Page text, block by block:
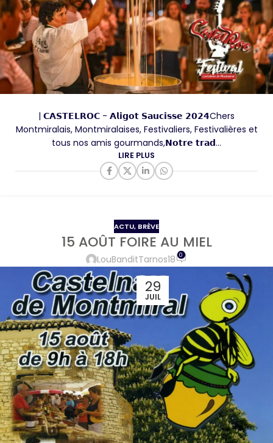
| 𝗖𝗔𝗦𝗧𝗘𝗟𝗥𝗢𝗖 - 𝗔𝗹𝗶𝗴𝗼𝘁 𝗦𝗮𝘂𝗰𝗶𝘀𝘀𝗲 𝟮𝟬𝟮𝟰Chers
Montmiralais, Montmiralaises, Festivaliers, Festivalières et
tous nos amis gourmands,𝗡𝗼𝘁𝗿𝗲 𝘁𝗿𝗮𝗱...
LIRE PLUS
ACTU, BRÈVE
15 AOÛT FOIRE AU MIEL
LouBanditTarnos18 0
29
JUIL